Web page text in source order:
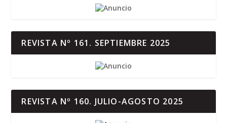
REVISTA Nº 161. SEPTIEMBRE 2025
REVISTA Nº 160. JULIO-AGOSTO 2025